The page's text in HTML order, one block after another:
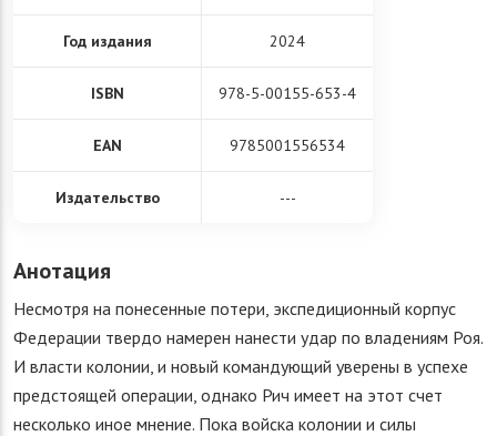
Год издания 2024
ISBN 978-5-00155-653-4
EAN 9785001556534
Издательство ---
Анотация
Несмотря на понесенные потери, экспедиционный корпус
Федерации твердо намерен нанести удар по владениям Роя.
И власти колонии, и новый командующий уверены в успехе
предстоящей операции, однако Рич имеет на этот счет
несколько иное мнение. Пока войска колонии и силы